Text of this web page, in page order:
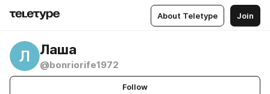
About Teletype Join
Л Лаша
@bonriorife1972
Follow